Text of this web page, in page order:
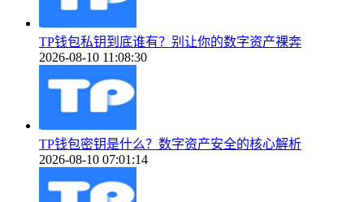
TP钱包私钥到底谁有？别让你的数字资产裸奔
2026-08-10 11:08:30
TP钱包密钥是什么？数字资产安全的核心解析
2026-08-10 07:01:14